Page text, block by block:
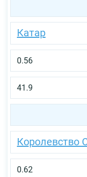
Катар
0.56
41.9
Королевство
0.62